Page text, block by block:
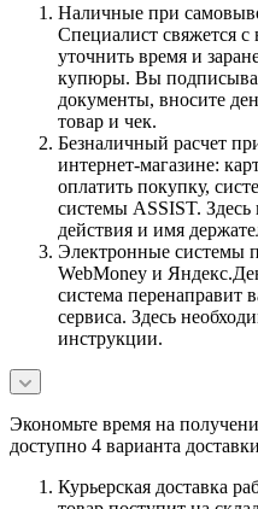
Наличные при
Специалист свяжется
уточнить время и
купюры. Вы
документы, вносите
товар и чек.
Безналичный расчет
интернет-магазине:
оплатить покупку,
системы ASSIST.
действия и имя
Электронные системы
WebMoney и
система перенаправит
сервиса. Здесь
инструкции.
Экономьте время на
доступно 4 варианта
Курьерская доставка